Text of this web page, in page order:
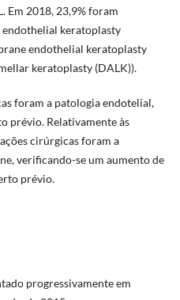
Em 2018, 23,9% foram
endothelial keratoplasty
endothelial keratoplasty
keratoplasty (DALK)).
foram a patologia endotelial,
prévio. Relativamente às
cirúrgicas foram a
verificando-se um aumento de
prévio.
progressivamente em